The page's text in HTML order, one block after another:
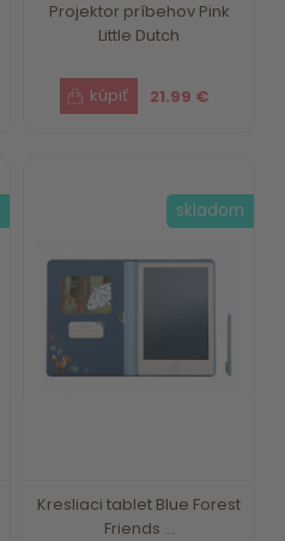
Projektor príbehov Pink
Little Dutch
21.99 €
Kresliaci tablet Blue Forest
Friends ...
skladom